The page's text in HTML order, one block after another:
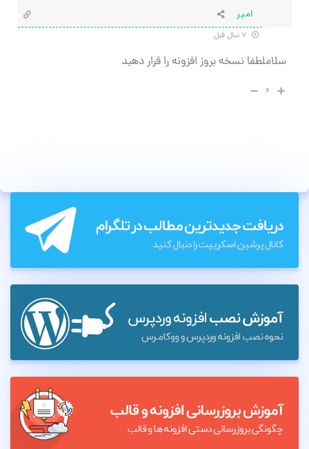
امیر
سلاملطفا نسخه بروز افزونه را قرار دهید
۰